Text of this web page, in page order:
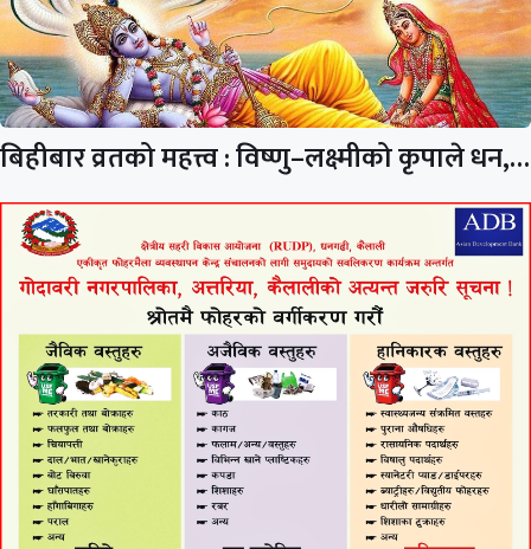
बिहीबार व्रतको महत्त्व : विष्णु–लक्ष्मीको कृपाले धन,…